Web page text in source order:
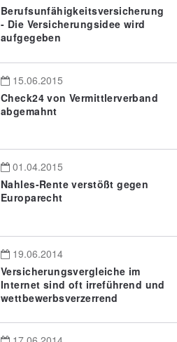
Berufsunfähigkeitsversicherung
- Die Versicherungsidee wird
aufgegeben
15.06.2015
Check24 von Vermittlerverband
abgemahnt
01.04.2015
Nahles-Rente verstößt gegen
Europarecht
19.06.2014
Versicherungsvergleiche im
Internet sind oft irreführend und
wettbewerbsverzerrend